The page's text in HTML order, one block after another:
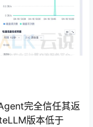
完全信任其返
版本低于